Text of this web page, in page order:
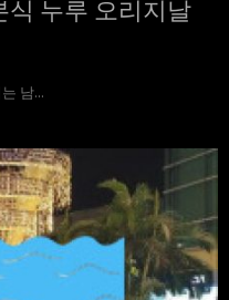
식 누루 오리지날
남...